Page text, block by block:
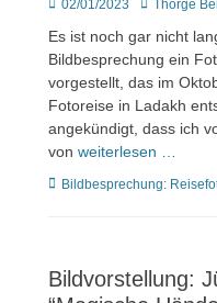
Veröffentlicht
02/01/2023 Author
Thorge
Es ist noch gar nicht
Bildbesprechung ein
vorgestellt, das im
Fotoreise in Ladakh
angekündigt, dass ich
von weiterlesen …
Kategorien
Bildbesprechung:
Bildvorstellung: